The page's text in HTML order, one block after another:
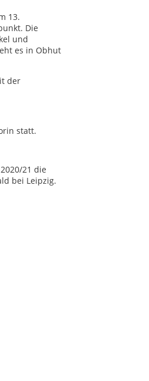
13.
Die
und
es in Obhut
der
statt.
21 die
bei Leipzig.